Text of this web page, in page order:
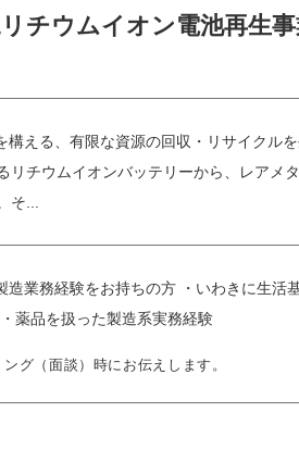
チウムイオン電池再生事
構える、有限な資源の回収・リサイクル
リチウムイオンバッテリーから、レア
...
造業務経験をお持ちの方 ・いわきに生
薬品を扱った製造系実務経験
グ（面談）時にお伝えします。